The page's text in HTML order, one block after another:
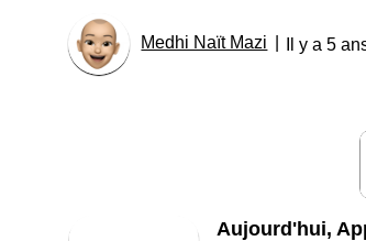
Medhi Naït Mazi Il y a 5
Aujourd'hui,